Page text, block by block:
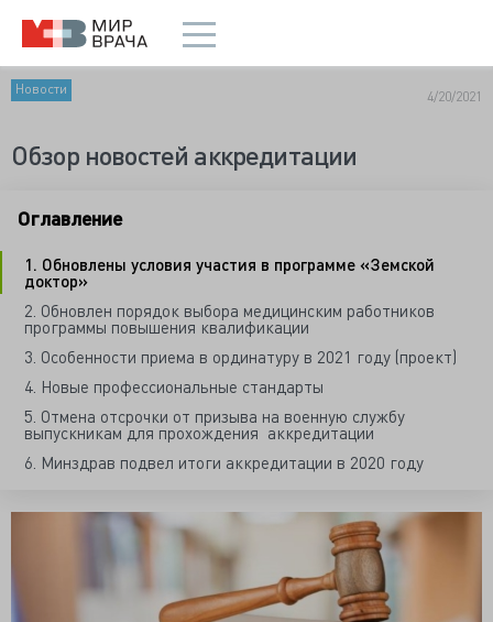
Новости 4/20/2021
Обзор новостей аккредитации
Оглавление
1. Обновлены условия участия в программе «Земской
доктор»
2. Обновлен порядок выбора медицинским работников
программы повышения квалификации
3. Особенности приема в ординатуру в 2021 году (проект)
4. Новые профессиональные стандарты
5. Отмена отсрочки от призыва на военную службу
выпускникам для прохождения аккредитации
6. Минздрав подвел итоги аккредитации в 2020 году